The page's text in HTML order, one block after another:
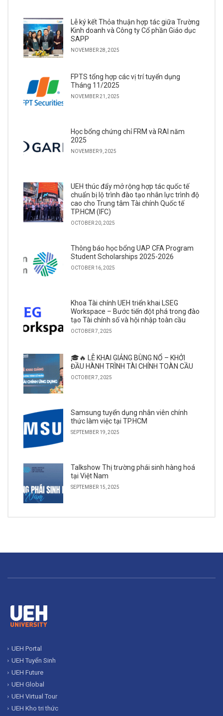
Lễ ký kết Thỏa thuận hợp tác giữa Trường
Kinh doanh và Công ty Cổ phần Giáo dục
SAPP
NOVEMBER 28, 2025
FPTS tổng hợp các vị trí tuyển dụng
Tháng 11/2025
NOVEMBER 21, 2025
Học bổng chứng chỉ FRM và RAI năm
2025
NOVEMBER 9, 2025
UEH thúc đẩy mở rộng hợp tác quốc tế
chuẩn bị lộ trình đào tạo nhân lực trình độ
cao cho Trung tâm Tài chính Quốc tế
TP.HCM (IFC)
OCTOBER 20, 2025
Thông báo học bổng UAP CFA Program
Student Scholarships 2025-2026
OCTOBER 16, 2025
Khoa Tài chính UEH triển khai LSEG
Workspace – Bước tiến đột phá trong đào
tạo Tài chính số và hội nhập toàn cầu
OCTOBER 7, 2025
🎓🔥 LỄ KHAI GIẢNG BÙNG NỔ – KHỞI
ĐẦU HÀNH TRÌNH TÀI CHÍNH TOÀN CẦU
OCTOBER 7, 2025
Samsung tuyển dụng nhân viên chính
thức làm việc tại TP.HCM
SEPTEMBER 19, 2025
Talkshow Thị trường phái sinh hàng hoá
tại Việt Nam
SEPTEMBER 15, 2025
UEH Portal
UEH Tuyển Sinh
UEH Future
UEH Global
UEH Virtual Tour
UEH Kho tri thức